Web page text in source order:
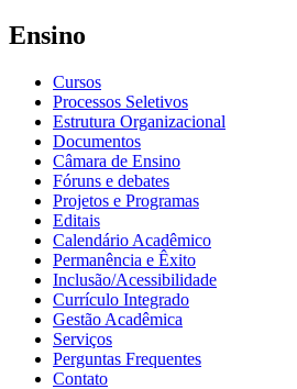
Ensino
Cursos
Processos Seletivos
Estrutura Organizacional
Documentos
Câmara de Ensino
Fóruns e debates
Projetos e Programas
Editais
Calendário Acadêmico
Permanência e Êxito
Inclusão/Acessibilidade
Currículo Integrado
Gestão Acadêmica
Serviços
Perguntas Frequentes
Contato